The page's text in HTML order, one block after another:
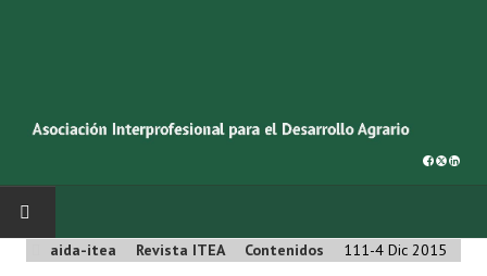
INICIO
aida-itea Revista ITEA Contenidos 111-4 Dic 2015